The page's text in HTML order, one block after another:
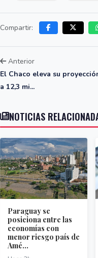
Compartir:
Anterior
El Chaco eleva su
a 12,3 mi...
NOTICIAS
Paraguay se
posiciona entre las
economías con
menor riesgo país de
Amé...